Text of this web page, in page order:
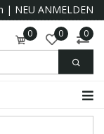
| NEU ANMELDEN
0 0 0